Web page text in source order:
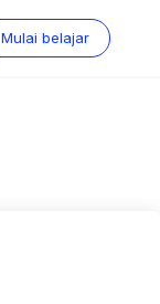
Mulai belajar